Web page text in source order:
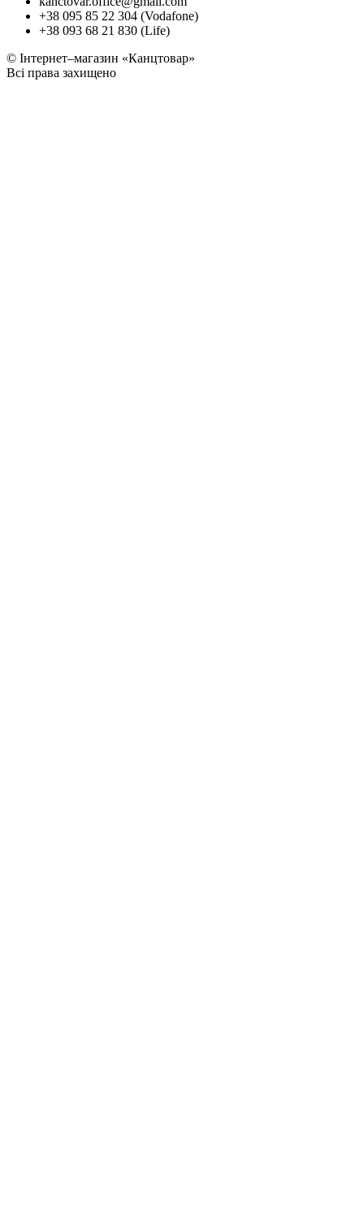
+38 095 85 22 304 (Vodafone)
+38 093 68 21 830 (Life)
© Інтернет–магазин «Канцтовар»
Всі права захищено